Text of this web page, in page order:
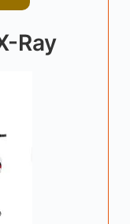
Ray